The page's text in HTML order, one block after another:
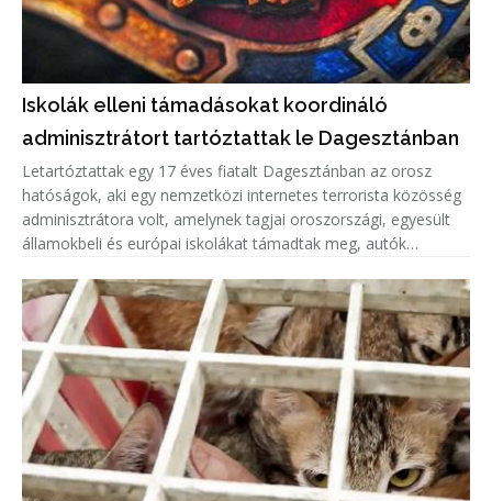
Iskolák elleni támadásokat koordináló
adminisztrátort tartóztattak le Dagesztánban
Letartóztattak egy 17 éves fiatalt Dagesztánban az orosz
hatóságok, aki egy nemzetközi internetes terrorista közösség
adminisztrátora volt, amelynek tagjai oroszországi, egyesült
államokbeli és európai iskolákat támadtak meg, autók